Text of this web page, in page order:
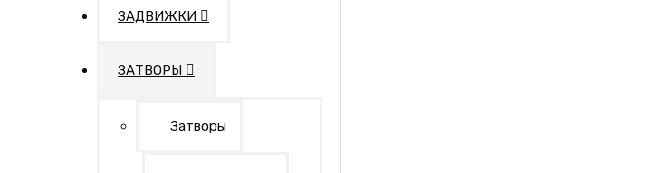
ЗАДВИЖКИ
ЗАТВОРЫ
Затворы